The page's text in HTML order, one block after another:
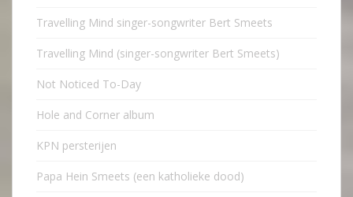
Travelling Mind singer-songwriter Bert Smeets
Travelling Mind (singer-songwriter Bert Smeets)
Not Noticed To-Day
Hole and Corner album
KPN persterijen
Papa Hein Smeets (een katholieke dood)